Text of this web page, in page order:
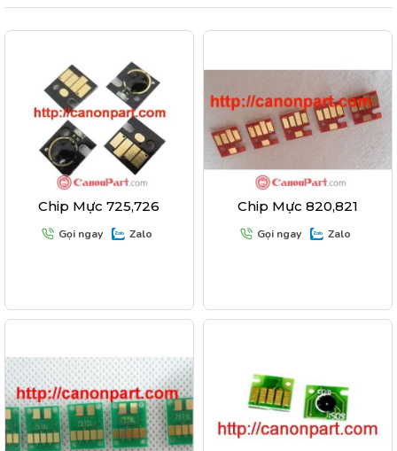
Chip Mực 725,726
Gọi ngay Zalo
Chip Mực 820,821
Gọi ngay Zalo